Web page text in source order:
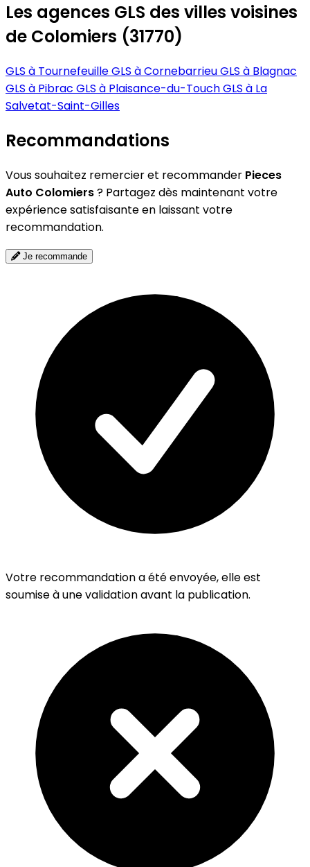
Les agences GLS des villes voisines
de Colomiers (31770)
GLS à TournefeuilleGLS à CornebarrieuGLS à Blagnac
GLS à Pibrac GLS à Plaisance-du-TouchGLS à La
Salvetat-Saint-Gilles
Recommandations
Vous souhaitez remercier et recommander Pieces
Auto Colomiers? Partagez dès maintenant votre
expérience satisfaisante en laissant votre
recommandation.
Je recommande
Votre recommandation a été envoyée, elle est
soumise à une validation avant la publication.